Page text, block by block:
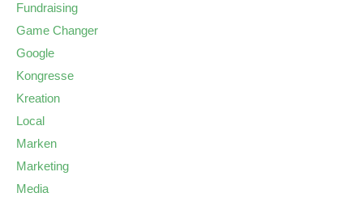
Fundraising
Game Changer
Google
Kongresse
Kreation
Local
Marken
Marketing
Media